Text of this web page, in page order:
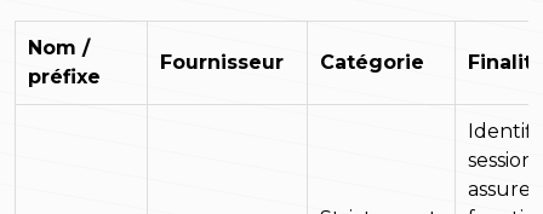
Nom /
préfixe
Fournisseur Catégorie
assure